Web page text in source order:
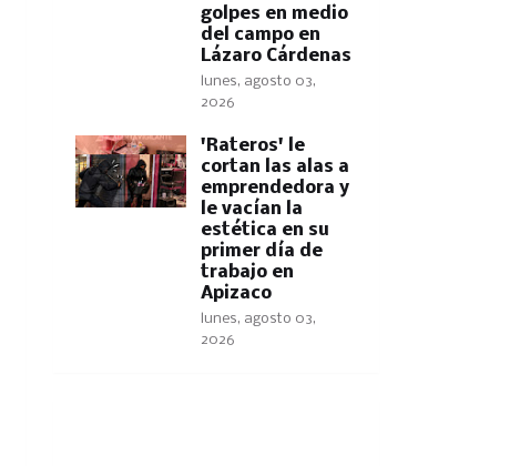
golpes en medio
del campo en
Lázaro Cárdenas
lunes, agosto 03,
2026
'Rateros' le
cortan las alas a
emprendedora y
le vacían la
estética en su
primer día de
trabajo en
Apizaco
lunes, agosto 03,
2026